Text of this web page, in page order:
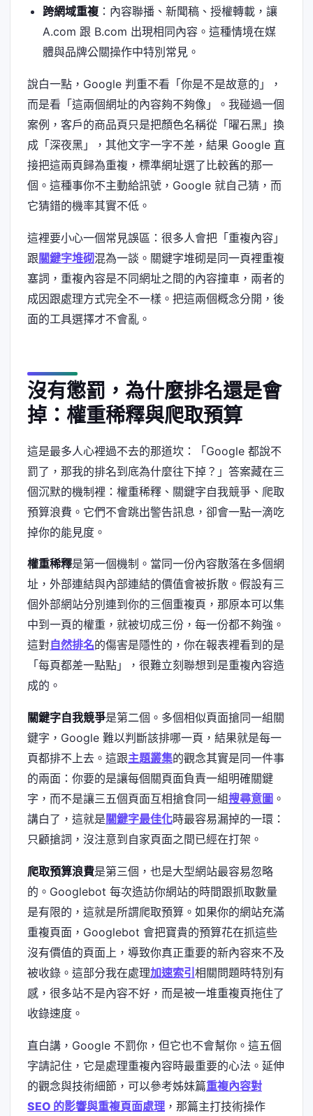
跨網域重複：內容聯播、新聞稿、授權轉載，讓
A.com 跟 B.com 出現相同內容。這種情境在媒
體與品牌公關操作中特別常見。
說白一點，Google 判重不看「你是不是故意的」，
而是看「這兩個網址的內容夠不夠像」。我碰過一個
案例，客戶的商品頁只是把顏色名稱從「曜石黑」換
成「深夜黑」，其他文字一字不差，結果 Google 直
接把這兩頁歸為重複，標準網址選了比較舊的那一
個。這種事你不主動給訊號，Google 就自己猜，而
它猜錯的機率其實不低。
這裡要小心一個常見誤區：很多人會把「重複內容」
跟關鍵字堆砌混為一談。關鍵字堆砌是同一頁裡重複
塞詞，重複內容是不同網址之間的內容撞車，兩者的
成因跟處理方式完全不一樣。把這兩個概念分開，後
面的工具選擇才不會亂。
沒有懲罰，為什麼排名還是會
掉：權重稀釋與爬取預算
這是最多人心裡過不去的那道坎：「Google 都說不
罰了，那我的排名到底為什麼往下掉？」答案藏在三
個沉默的機制裡：權重稀釋、關鍵字自我競爭、爬取
預算浪費。它們不會跳出警告訊息，卻會一點一滴吃
掉你的能見度。
權重稀釋是第一個機制。當同一份內容散落在多個網
址，外部連結與內部連結的價值會被拆散。假設有三
個外部網站分別連到你的三個重複頁，那原本可以集
中到一頁的權重，就被切成三份，每一份都不夠強。
這對自然排名的傷害是隱性的，你在報表裡看到的是
「每頁都差一點點」，很難立刻聯想到是重複內容造
成的。
關鍵字自我競爭是第二個。多個相似頁面搶同一組關
鍵字，Google 難以判斷該排哪一頁，結果就是每一
頁都排不上去。這跟主題叢集的觀念其實是同一件事
的兩面：你要的是讓每個關頁面負責一組明確關鍵
字，而不是讓三五個頁面互相搶食同一組搜尋意圖 。
講白了，這就是 關鍵字最佳化時最容易漏掉的一環：
只顧搶詞，沒注意到自家頁面之間已經在打架。
爬取預算浪費是第三個，也是大型網站最容易忽略
的。Googlebot 每次造訪你網站的時間跟抓取數量
是有限的，這就是所謂爬取預算。如果你的網站充滿
重複頁面，Googlebot 會把寶貴的預算花在抓這些
沒有價值的頁面上，導致你真正重要的新內容來不及
被收錄。這部分我在處理加速索引 相關問題時特別有
感，很多站不是內容不好，而是被一堆重複頁拖住了
收錄速度。
直白講，Google 不罰你，但它也不會幫你。這五個
字請記住，它是處理重複內容時最重要的心法。延伸
的觀念與技術細節，可以參考姊妹篇重複內容對
SEO 的影響與重複頁面處理 ，那篇主打技術操作